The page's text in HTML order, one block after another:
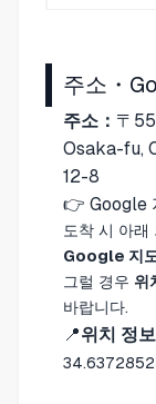
주소・
주소： 〒
Osaka-fu,
12-8
👉 Google
도착 시 아래
Google 지도
그럴 경우 위
바랍니다.
📍위치 정보